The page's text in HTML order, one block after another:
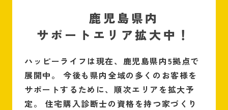
鹿児島県内
サポートエリア拡大中！
ハッピーライフは現在、鹿児島県内5拠点で
展開中。
今後も県内全域の多くのお客様を
サポートするために、順次エリアを拡大予
定。
住宅購入診断士の資格を持つ家づくり